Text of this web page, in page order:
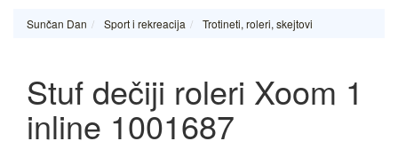
Sunčan Dan Sport i rekreacija Trotineti, roleri, skejtovi
Stuf dečiji roleri Xoom 1
inline 1001687